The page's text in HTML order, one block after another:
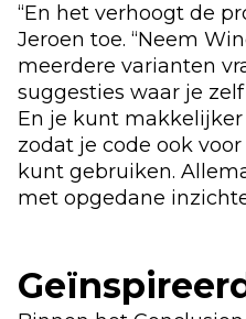
“En het verhoogt de
Jeroen toe. “Neem
meerdere varianten
suggesties waar je
En je kunt
zodat je code ook
kunt gebruiken.
met opgedane